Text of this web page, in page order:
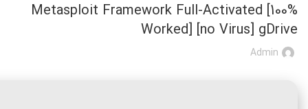
Metasploit Framework Full-Activated [100%
Worked] [no Virus] gDrive
Admin